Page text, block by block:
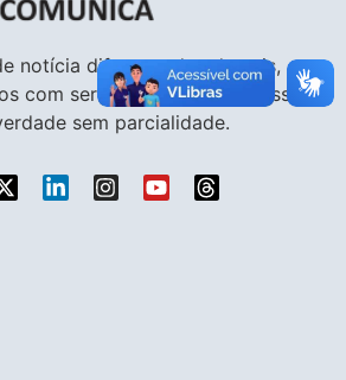
notícia diferente dos demais,
com seriedade e compromisso
sem parcialidade.